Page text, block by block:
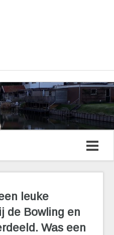
leuke
de Bowling en
Was een